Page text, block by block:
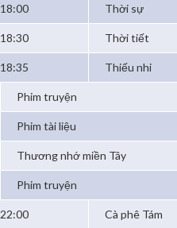
18:00 Thời sự
18:30 Thời tiết
18:35 Thiếu nhi
Phim truyện
Phim tài liệu
Thương nhớ miền Tây
Phim truyện
22:00 Cà phê Tám